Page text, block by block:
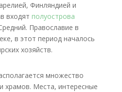
Финляндией и
входят полуострова
Православие в
в этот период началось
хозяйств.
множество
храмов. Места, интересные